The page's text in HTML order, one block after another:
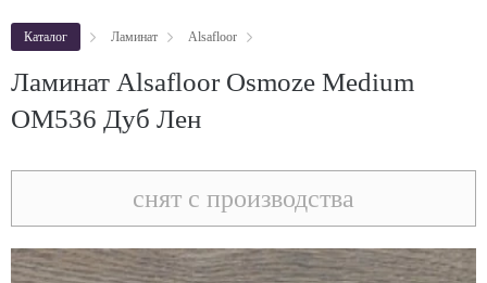
Каталог Ламинат Alsafloor
Ламинат Alsafloor Osmoze Medium
OM536 Дуб Лен
снят с производства